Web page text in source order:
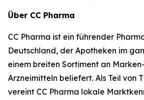
Über CC Pharma
CC Pharma ist ein führender
Deutschland, der Apotheken im
einem breiten Sortiment an
Arzneimitteln beliefert. Als Teil von
vereint CC Pharma lokale